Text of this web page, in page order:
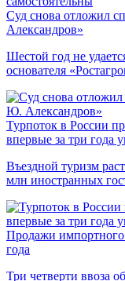
Суд снова отложил
Александров»
Шестой год не
основателя
Турпоток в России
впервые за три года
Въездной туризм
млн иностранных
Продажи импортного
года
Три четверти ввоза